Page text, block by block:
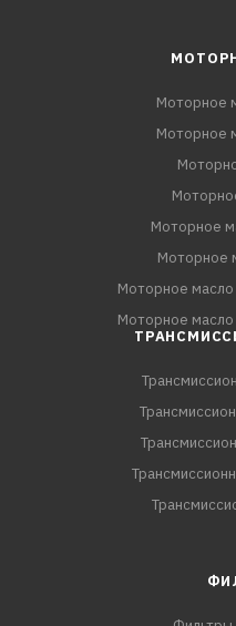
Моторное
Моторное
Моторное
Моторное
Моторное масло
Моторное масло